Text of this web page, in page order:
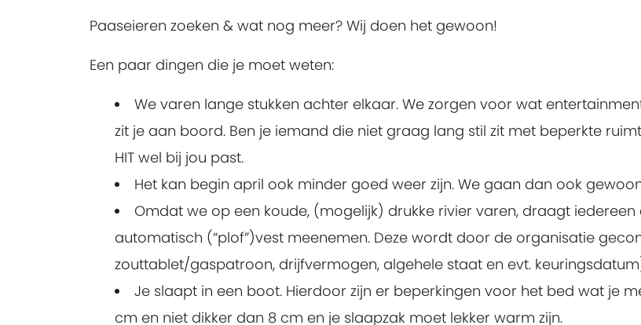
Paaseieren zoeken & wat nog meer? Wij doen het gewoon!
Een paar dingen die je moet weten:
We varen lange stukken achter elkaar. We zorgen voor wat
zit je aan boord. Ben je iemand die niet graag lang stil zit met beperkte
HIT wel bij jou past.
Het kan begin april ook minder goed weer zijn. We gaan dan ook
Omdat we op een koude, (mogelijk) drukke rivier varen, draagt
automatisch (“plof”)vest meenemen. Deze wordt door de organisatie
zouttablet/gaspatroon, drijfvermogen, algehele staat en evt.
Je slaapt in een boot. Hierdoor zijn er beperkingen voor het bed wat je
cm en niet dikker dan 8 cm en je slaapzak moet lekker warm zijn.